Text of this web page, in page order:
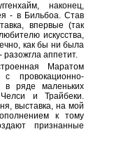
наконец,
- в Бильбоа. Став
впервые (так
искусства,
как бы ни была
разожгла аппетит.
Маратом
провокационно-
в ряде маленьких
и Трайбеки.
выставка, на мой
к тому
признанные